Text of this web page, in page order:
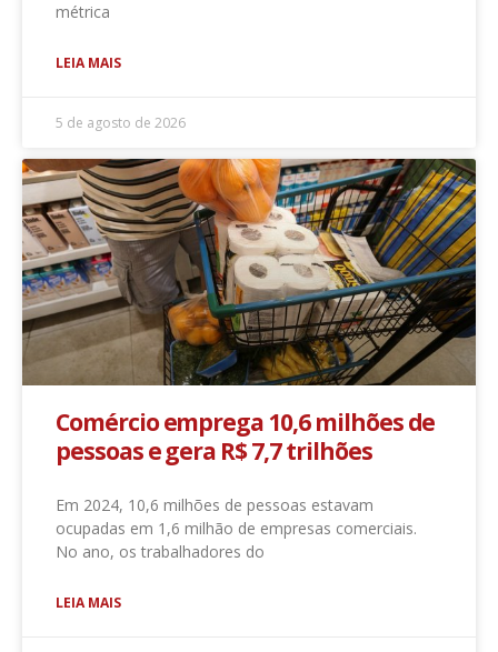
métrica
LEIA MAIS
5 de agosto de 2026
Comércio emprega 10,6 milhões de
pessoas e gera R$ 7,7 trilhões
Em 2024, 10,6 milhões de pessoas estavam
ocupadas em 1,6 milhão de empresas comerciais.
No ano, os trabalhadores do
LEIA MAIS